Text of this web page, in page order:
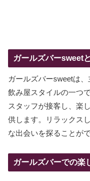
ガールズバーsweet
ガールズバーsweetは
飲み屋スタイルの一つ
スタッフが接客し、楽
供します。リラックス
な出会いを探ることがで
ガールズバーでの楽